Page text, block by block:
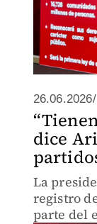
26.06.2026/
dice
La
registro
parte del